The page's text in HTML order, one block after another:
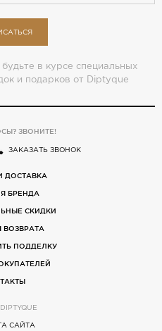
в курсе специальных
и подарков от Diptyque
ЗВОНИТЕ!
ЗАКАЗАТЬ ЗВОНОК
ДОСТАВКА
БРЕНДА
СКИДКИ
ВОЗВРАТА
ПОДДЕЛКУ
САЙТА